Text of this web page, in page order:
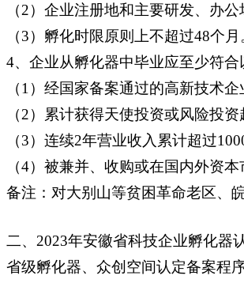
（2）企业注册地和主要研发、办
（3）孵化时限原则上不超过48个
4、企业从孵化器中毕业应至少符
（1）经国家备案通过的高新技术企
（2）累计获得天使投资或风险投资
（3）连续2年营业收入累计超过
（4）被兼并、收购或在国内外资
备注：对大别山等贫困革命老区、
二、2023年安徽省科技企业孵化器
省级孵化器、众创空间认定备案程序